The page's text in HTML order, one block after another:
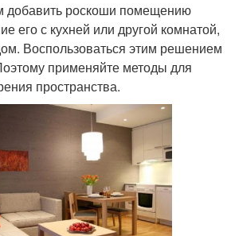
добавить роскоши помещению
его с кухней или другой комнатой,
Воспользоваться этим решением
применяйте методы для
пространства.